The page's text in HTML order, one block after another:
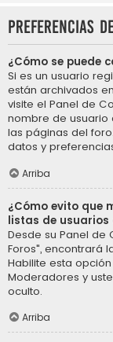
Preferencias
¿Cómo se puede
Si es un usuario
están archivados
visite el Panel de
nombre de usuario
las páginas del
datos y
Arriba
¿Cómo evito que
listas de usuarios
Desde su Panel de
Foros", encontrará
Habilite esta
Moderadores y
oculto.
Arriba